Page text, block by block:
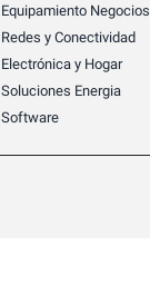
Equipamiento Negocios
Redes y Conectividad
Electrónica y Hogar
Soluciones Energia
Software